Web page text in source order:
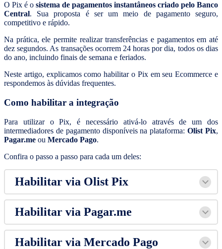
O Pix é o sistema de pagamentos instantâneos criado pelo Banco
Central. Sua proposta é ser um meio de pagamento seguro,
competitivo e rápido.
Na prática, ele permite realizar transferências e pagamentos em até
dez segundos. As transações ocorrem 24 horas por dia, todos os dias
do ano, incluindo finais de semana e feriados.
Neste artigo, explicamos como habilitar o Pix em seu Ecommerce e
respondemos às dúvidas frequentes.
Como habilitar a integração
Para utilizar o Pix, é necessário ativá-lo através de um dos
intermediadores de pagamento disponíveis na plataforma:Olist Pix,
Pagar.me ou Mercado Pago.
Confira o passo a passo para cada um deles:
Habilitar via Olist Pix
Habilitar via Pagar.me
Habilitar via Mercado Pago